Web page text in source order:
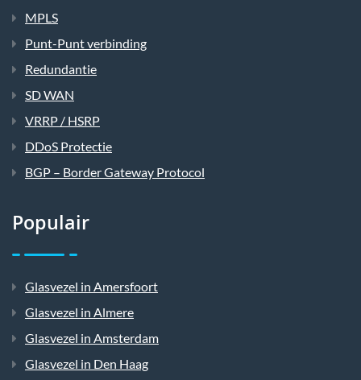
MPLS
Punt-Punt verbinding
Redundantie
SD WAN
VRRP / HSRP
DDoS Protectie
BGP – Border Gateway Protocol
Populair
Glasvezel in Amersfoort
Glasvezel in Almere
Glasvezel in Amsterdam
Glasvezel in Den Haag